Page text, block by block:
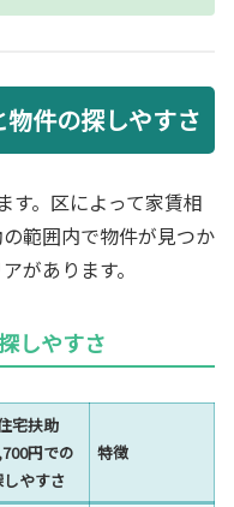
件の探しやすさ
す。区によって家賃相
範囲内で物件が見つか
があります。
しやすさ
宅扶助
円での
やすさ
特徴